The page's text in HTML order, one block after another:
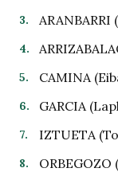
ARANBARRI
CAMINA
GARCIA
IZTUETA